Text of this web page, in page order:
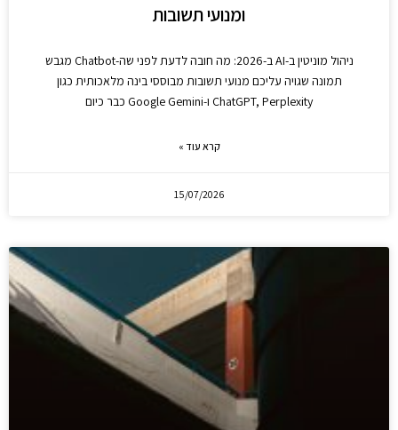
ומנועי תשובות
ניהול מוניטין ב-AI ב-2026: מה חובה לדעת לפני שה-Chatbot מגבש
תמונה שגויה עליכם מנועי תשובות מבוססי בינה מלאכותית כגון
ChatGPT, Perplexity ו-Google Gemini כבר כיום
קרא עוד »
15/07/2026